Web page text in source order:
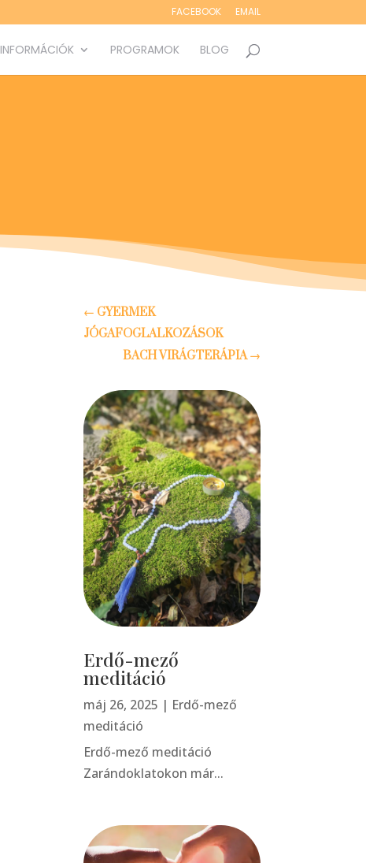
FACEBOOK EMAIL
INFORMÁCIÓK PROGRAMOK BLOG
← GYERMEK
JÓGAFOGLALKOZÁSOK
BACH VIRÁGTERÁPIA→
Erdő-mező
meditáció
máj 26, 2025 | Erdő-mező
meditáció
Erdő-mező meditáció
Zarándoklatokon már...